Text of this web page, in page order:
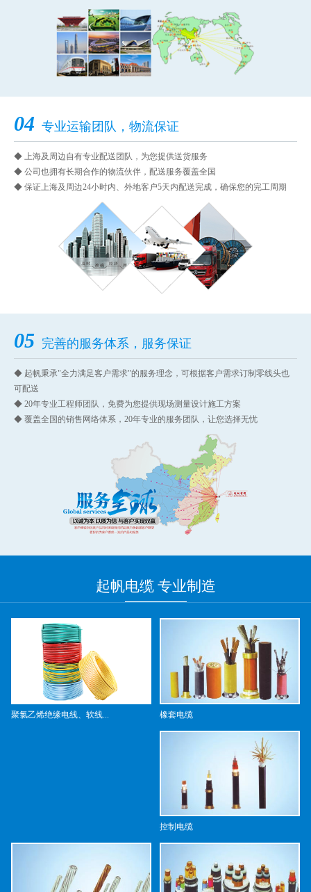
04 专业运输团队，物流保证
◆ 上海及周边自有专业配送团队，为您提供送货服务
◆ 公司也拥有长期合作的物流伙伴，配送服务覆盖全国
◆ 保证上海及周边24小时内、外地客户5天内配送完成，确保您的完工周期
05 完善的服务体系，服务保证
◆ 起帆秉承"全力满足客户需求"的服务理念，可根据客户需求订制零线头也
可配送
◆ 20年专业工程师团队，免费为您提供现场测量设计施工方案
◆ 覆盖全国的销售网络体系，20年专业的服务团队，让您选择无忧
起帆电缆 专业制造
聚氯乙烯绝缘电线、软线... 橡套电缆
控制电缆